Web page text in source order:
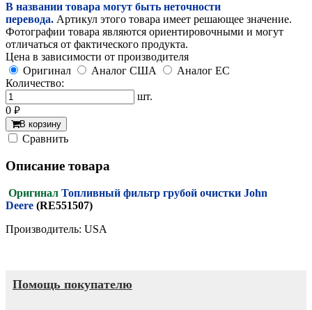
В названии товара могут быть неточности
перевода. Артикул этого товара имеет решающее значение.
Фотографии товара являются ориентировочными и могут
отличаться от фактического продукта.
Цена в зависимости от производителя
Оригинал
Аналог США
Аналог ЕС
Количество:
шт.
0 руб.
В корзину
Cравнить
Описание товара
Оригинал Топливный фильтр грубой очистки John
Deere (RE551507)
Производитель: USA
Помощь покупателю